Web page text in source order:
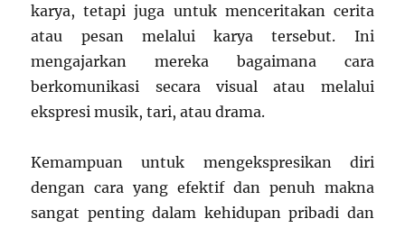
karya, tetapi juga untuk menceritakan cerita
atau pesan melalui karya tersebut. Ini
mengajarkan mereka bagaimana cara
berkomunikasi secara visual atau melalui
ekspresi musik, tari, atau drama.
Kemampuan untuk mengekspresikan diri
dengan cara yang efektif dan penuh makna
sangat penting dalam kehidupan pribadi dan